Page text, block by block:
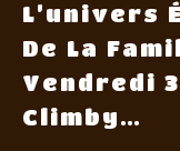
L’univers
De La
Vendredi
Climby…